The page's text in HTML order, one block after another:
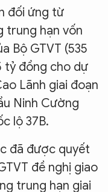
đối ứng từ
trung hạn vốn
Bộ GTVT (535
tỷ đồng cho dự
Lãnh giai đoạn
Ninh Cường
lộ 37B.
đã được quyết
đề nghị giao
trung hạn giai